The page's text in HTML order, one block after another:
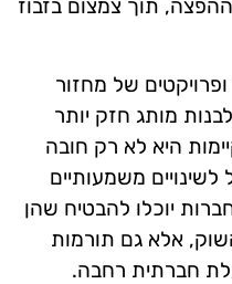
תוך צמצום בזבוז
של מחזור
מותג חזק יותר
היא לא רק חובה
משמעותיים
יוכלו להבטיח שהן
אלא גם תורמות
חברתית רחבה.